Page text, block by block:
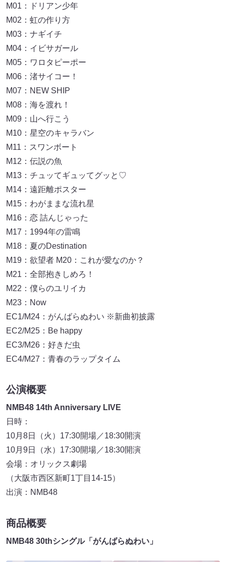
M01：ドリアン少年
M02：虹の作り方
M03：ナギイチ
M04：イビサガール
M05：ワロタピーポー
M06：渚サイコー！
M07：NEW SHIP
M08：海を渡れ！
M09：山へ行こう
M10：星空のキャラバン
M11：スワンボート
M12：伝説の魚
M13：チュッてギュッてグッと♡
M14：遠距離ポスター
M15：わがままな流れ星
M16：恋 詰んじゃった
M17：1994年の雷鳴
M18：夏のDestination
M19：欲望者 M20：これが愛なのか？
M21：全部抱きしめろ！
M22：僕らのユリイカ
M23：Now
EC1/M24：がんばらぬわい ※新曲初披露
EC2/M25：Be happy
EC3/M26：好きだ虫
EC4/M27：青春のラップタイム
公演概要
NMB48 14th Anniversary LIVE
日時：
10月8日（火）17:30開場／18:30開演
10月9日（水）17:30開場／18:30開演
会場：オリックス劇場
（大阪市西区新町1丁目14-15）
出演：NMB48
商品概要
NMB48 30thシングル「がんばらぬわい」